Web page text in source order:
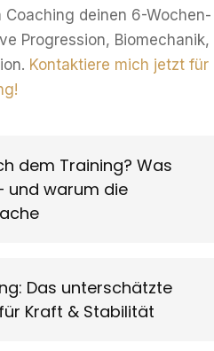
deinen 6-Wochen-
Progression, Biomechanik,
Kontaktiere mich jetzt für
dem Training? Was
und warum die
Das unterschätzte
Kraft & Stabilität